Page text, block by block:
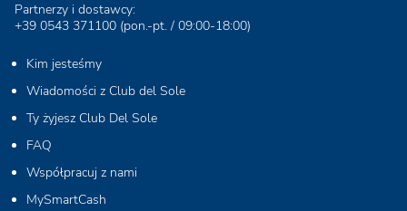
Partnerzy i dostawcy:
+39 0543 371100 (pon.-pt. / 09:00-18:00)
Kim jesteśmy
Wiadomości z Club del Sole
Ty żyjesz Club Del Sole
FAQ
Współpracuj z nami
MySmartCash